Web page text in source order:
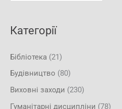
Категорії
Бібліотека (21)
Будівництво (80)
Виховні заходи (230)
Гуманітарні дисципліни (78)